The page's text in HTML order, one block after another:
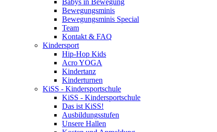
Babys in Bewegung
Bewegungsminis
Bewegungsminis Special
Team
Kontakt & FAQ
Kindersport
Hip-Hop Kids
Acro YOGA
Kindertanz
Kinderturnen
KiSS - Kindersportschule
KiSS - Kindersportschule
Das ist KiSS!
Ausbildungsstufen
Unsere Hallen